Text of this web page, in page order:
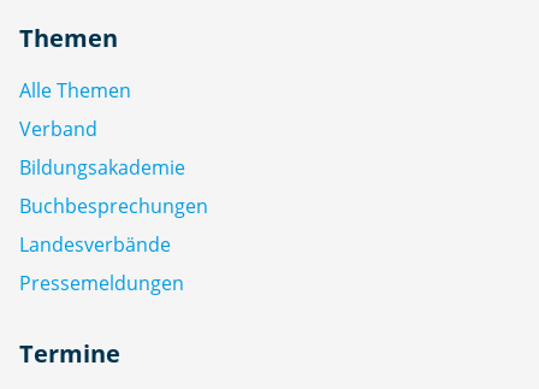
Themen
Alle Themen
Verband
Bildungsakademie
Buchbesprechungen
Landesverbände
Pressemeldungen
Termine